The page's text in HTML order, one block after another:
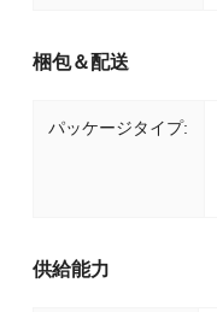
梱包＆配送
パッケージタイプ:
供給能力